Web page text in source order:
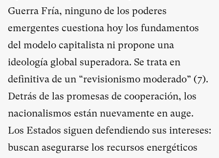
Guerra Fría, ninguno de los poderes
emergentes cuestiona hoy los fundamentos
del modelo capitalista ni propone una
ideología global superadora. Se trata en
definitiva de un “revisionismo moderado” (7).
Detrás de las promesas de cooperación, los
nacionalismos están nuevamente en auge.
Los Estados siguen defendiendo sus intereses:
buscan asegurarse los recursos energéticos